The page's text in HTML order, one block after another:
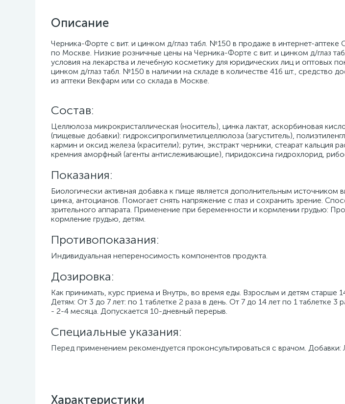
Описание
Черника-Форте с вит. и цинком д/глаз табл. №150 в продаже в интернет-
по Москве. Низкие розничные цены на Черника-Форте с вит. и цинком д/глаз
условия на лекарства и лечебную косметику для юридических лиц и оптовых
цинком д/глаз табл. №150 в наличии на складе в количестве 416 шт., средство
из аптеки Векфарм или со склада в Москве.
Cостав:
Целлюлоза микрокристаллическая (носитель), цинка лактат, аскорбиновая
(пищевые добавки): гидроксипропилметилцеллюлоза (загуститель),
кармин и оксид железа (красители); рутин, экстракт черники, стеарат кальция
кремния аморфный (агенты антислеживающие), пиридоксина гидрохлорид,
Показания:
Биологически активная добавка к пище является дополнительным источником
цинка, антоцианов. Помогает снять напряжение с глаз и сохранить зрение.
зрительного аппарата. Применение при беременности и кормлении грудью:
кормление грудью, детям.
Противопоказания:
Индивидуальная непереносимость компонентов продукта.
Дозировка:
Как принимать, курс приема и Внутрь, во время еды. Взрослым и детям старше
Детям: От 3 до 7 лет: по 1 таблетке 2 раза в день. От 7 до 14 лет по 1 таблетке
- 2-4 месяца. Допускается 10-дневный перерыв.
Специальные указания:
Перед применением рекомендуется проконсультироваться с врачом. Добавки:
Характеристики